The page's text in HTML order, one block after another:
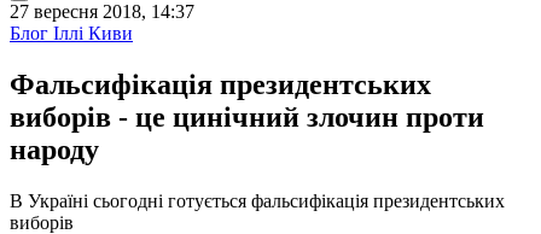
27 вересня 2018, 14:37
Блог Іллі Киви
Фальсифікація президентських
виборів - це цинічний злочин проти
народу
В Україні сьогодні готується фальсифікація президентських
виборів